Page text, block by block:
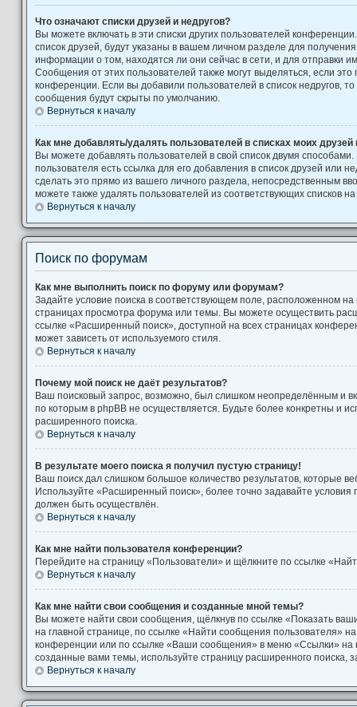
Что означают списки друзей и недругов?
Вы можете включать в эти списки других пользователей
список друзей, будут указаны в вашем личном разделе для
информации о том, находятся ли они сейчас в сети, и для отправки
Сообщения от этих пользователей также могут выделяться, если
конференции. Если вы добавили пользователей в список недругов,
сообщения будут скрыты по умолчанию.
Вернуться к началу
Как мне добавлять/удалять пользователей в списках моих друзей
Вы можете добавлять пользователей в свой список двумя
пользователя есть ссылка для его добавления в список друзей или
сделать это прямо из вашего личного раздела, непосредственным
можете также удалять пользователей из соответствующих списков
Вернуться к началу
Поиск по форумам
Как мне выполнить поиск по форуму или форумам?
Задайте условие поиска в соответствующем поле, расположенном
страницах просмотра форума или темы. Вы можете осуществить
ссылке «Расширенный поиск», доступной на всех страницах
может зависеть от используемого стиля.
Вернуться к началу
Почему мой поиск не даёт результатов?
Ваш поисковый запрос, возможно, был слишком неопределённым и
по которым в phpBB не осуществляется. Будьте более конкретны и
расширенного поиска.
Вернуться к началу
В результате моего поиска я получил пустую страницу!
Ваш поиск дал слишком большое количество результатов, которые
Используйте «Расширенный поиск», более точно задавайте
должен быть осуществлён.
Вернуться к началу
Как мне найти пользователя конференции?
Перейдите на страницу «Пользователи» и щёлкните по ссылке
Вернуться к началу
Как мне найти свои сообщения и созданные мной темы?
Вы можете найти свои сообщения, щёлкнув по ссылке «Показать
на главной странице, по ссылке «Найти сообщения пользователя»
конференции или по ссылке «Ваши сообщения» в меню «Ссылки» на
созданные вами темы, используйте страницу расширенного поиска,
Вернуться к началу